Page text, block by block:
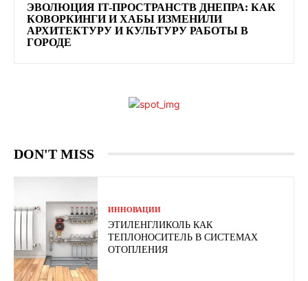
ЭВОЛЮЦИЯ IT-ПРОСТРАНСТВ ДНЕПРА: КАК
КОВОРКИНГИ И ХАБЫ ИЗМЕНИЛИ
АРХИТЕКТУРУ И КУЛЬТУРУ РАБОТЫ В
ГОРОДЕ
DON'T MISS
ИННОВАЦИИ
ЭТИЛЕНГЛИКОЛЬ КАК
ТЕПЛОНОСИТЕЛЬ В СИСТЕМАХ
ОТОПЛЕНИЯ